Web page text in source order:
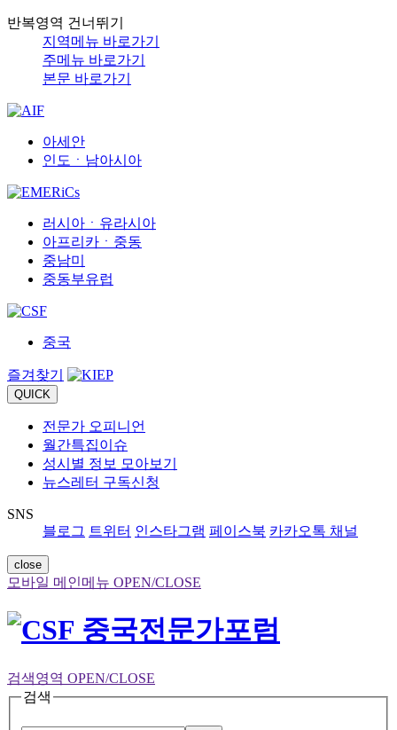
반복영역 건너뛰기
지역메뉴 바로가기
주메뉴 바로가기
본문 바로가기
아세안
인도ㆍ남아시아
러시아ㆍ유라시아
아프리카ㆍ중동
중남미
중동부유럽
중국
즐겨찾기
QUICK
전문가 오피니언
월간특집이슈
성시별 정보 모아보기
뉴스레터 구독신청
SNS
블로그 트위터 인스타그램 페이스북 카카오톡 채널
close
모바일 메인메뉴 OPEN/CLOSE
검색영역 OPEN/CLOSE
검색